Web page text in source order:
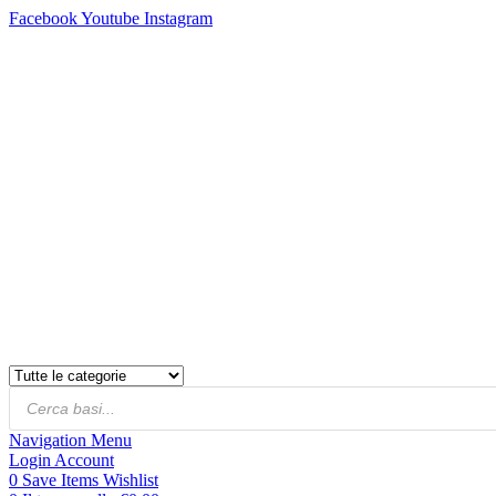
FacebookYoutube Instagram
Products
Cerca
Navigation Menu
Login Account
0 Save Items Wishlist